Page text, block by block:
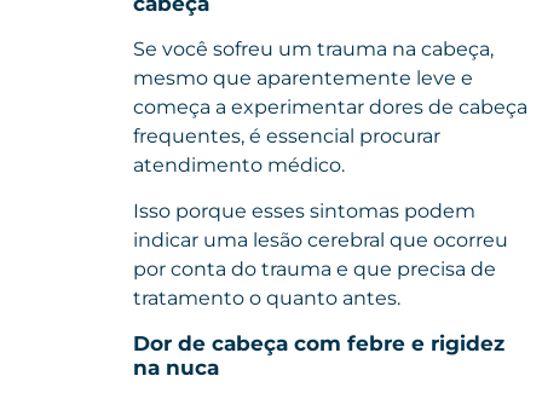
Se você sofreu um trauma na cabeça,
mesmo que aparentemente leve e
começa a experimentar dores de cabeça
frequentes, é essencial procurar
atendimento médico.
Isso porque esses sintomas podem
indicar uma lesão cerebral que ocorreu
por conta do trauma e que precisa de
tratamento o quanto antes.
Dor de cabeça com febre e rigidez
na nuca